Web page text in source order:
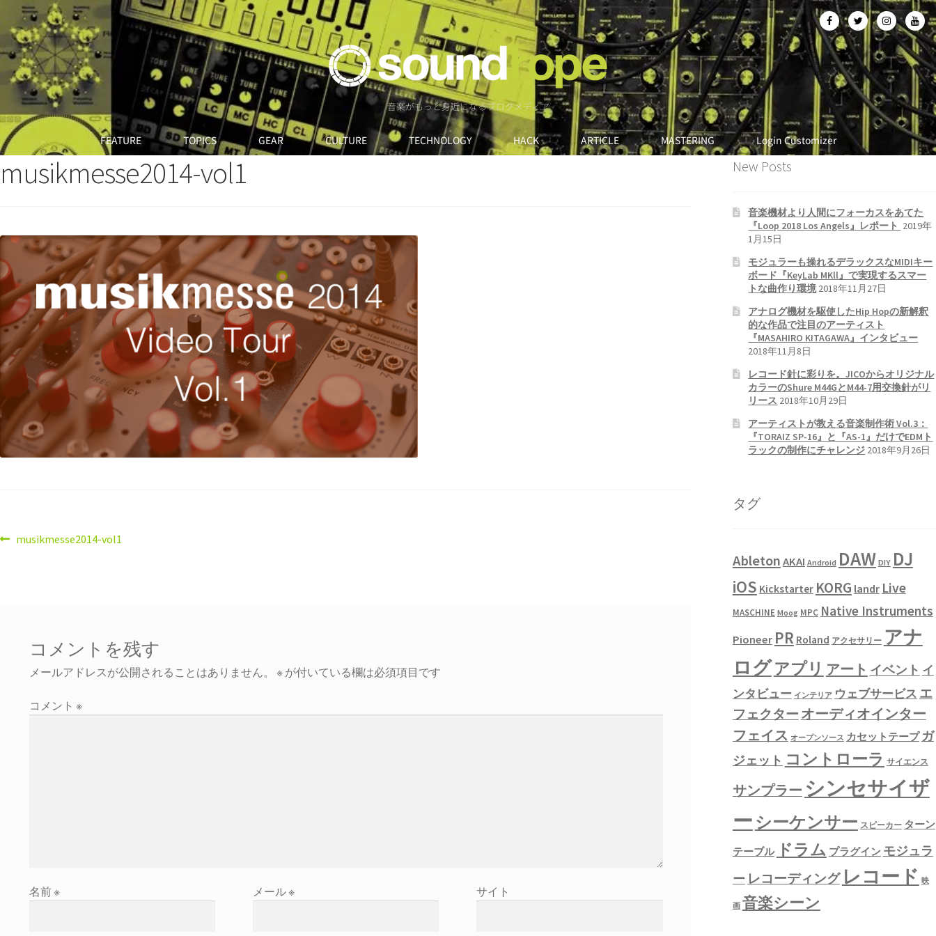
音楽がもっと身近になるブログメディア
FEATURE TOPICS GEAR CULTURE TECHNOLOGY HACK ARTICLE MASTERING Login Customizer
musikmesse2014-vol1
musikmesse2014-vol1
コメントを残す
メールアドレスが公開されることはありません。 ※が付いている欄は必須項目です
コメント ※
名前※ メール※ サイト
New Posts
音楽機材より人間にフォーカスをあてた
『Loop 2018 Los Angels』レポート 2019年
1月15日
モジュラーも操れるデラックスなMIDIキー
ボード『KeyLab MKll』で実現するスマー
トな曲作り環境 2018年11月27日
アナログ機材を駆使したHip Hopの新解釈
的な作品で注目のアーティスト
『MASAHIRO KITAGAWA』インタビュー
2018年11月8日
レコード針に彩りを。JICOからオリジナル
カラーのShure M44GとM44-7用交換針がリ
リース 2018年10月29日
アーティストが教える音楽制作術 Vol.3：
『TORAIZ SP-16』と『AS-1』だけでEDMト
ラックの制作にチャレンジ 2018年9月26日
タグ
AbletonAKAI Android DAW DIY DJ
iOS Kickstarter KORG landr Live
MASCHINE Moog MPC Native Instruments
Pioneer PR Roland アクセサリー アナ
ログアプリ アート イベント イ
ンタビュー インテリア ウェブサービス エ
フェクター オーディオインター
フェイス オープンソース カセットテープ ガ
ジェット コントローラ サイエンス
サンプラー シンセサイザ
ー シーケンサー スピーカー ターン
テーブル ドラム プラグイン モジュラ
ー レコーディング レコード 映
画 音楽シーン